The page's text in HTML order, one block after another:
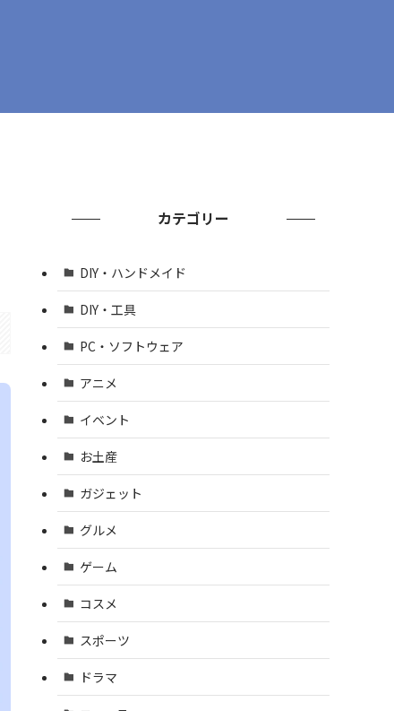
カテゴリー
DIY・ハンドメイド
DIY・工具
PC・ソフトウェア
アニメ
イベント
お土産
ガジェット
グルメ
ゲーム
コスメ
スポーツ
ドラマ